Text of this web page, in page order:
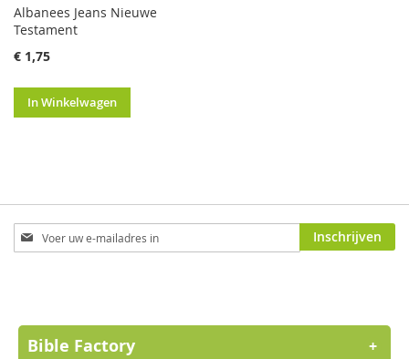
Albanees Jeans Nieuwe
Testament
€ 1,75
In Winkelwagen
Abonneer
u
Inschrijven
Bible Factory +